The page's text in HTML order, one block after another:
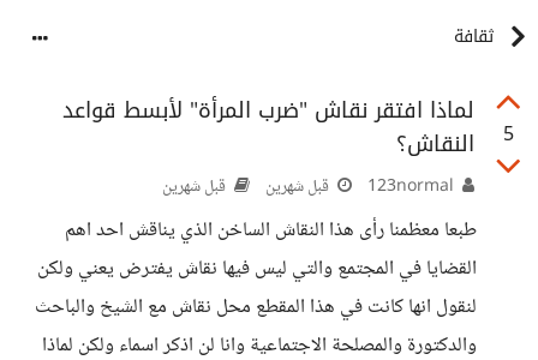
ثقافة
5
لماذا افتقر نقاش "ضرب المرأة" لأبسط قواعد
النقاش؟
قبل شهرين قبل شهرين
طبعا معظمنا رأى هذا النقاش الساخن الذي يناقش احد اهم
القضايا في المجتمع والتي ليس فيها نقاش يفترض يعني ولكن
لنقول انها كانت في هذا المقطع محل نقاش مع الشيخ والباحث
والدكتورة والمصلحة الاجتماعية وانا لن اذكر اسماء ولكن لماذا